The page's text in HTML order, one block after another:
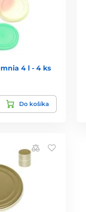
4 l - 4 ks
Do košíka